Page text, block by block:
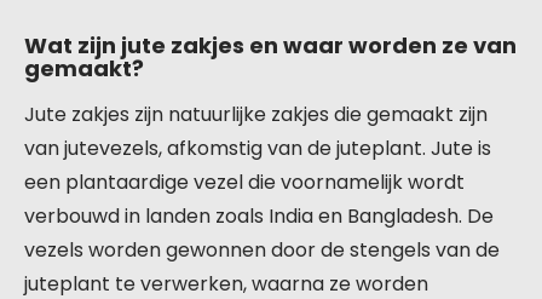
Wat zijn jute zakjes en waar worden ze van
gemaakt?
Jute zakjes zijn natuurlijke zakjes die gemaakt zijn
van jutevezels, afkomstig van de juteplant. Jute is
een plantaardige vezel die voornamelijk wordt
verbouwd in landen zoals India en Bangladesh. De
vezels worden gewonnen door de stengels van de
juteplant te verwerken, waarna ze worden